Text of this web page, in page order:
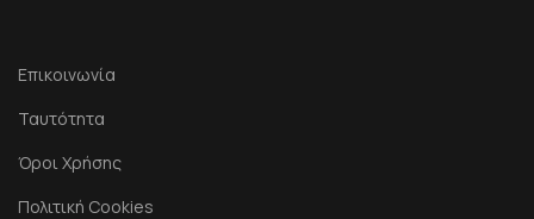
Επικοινωνία
Ταυτότητα
Όροι Χρήσης
Πολιτική Cookies